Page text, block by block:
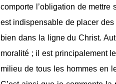
comporte l’obligation de mettre
est indispensable de placer des
bien dans la ligne du Christ.
moralité ; il est principalement
milieu de tous les hommes en